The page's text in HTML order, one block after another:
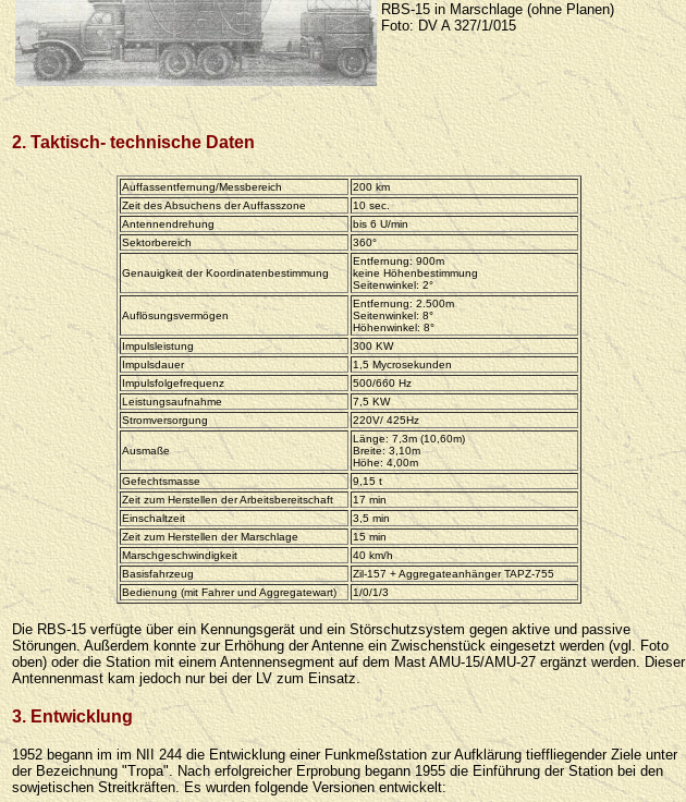
RBS-15 in Marschlage (ohne Planen)
Foto: DV A 327/1/015
2. Taktisch- technische Daten
Auffassentfernung/Messbereich
200 km
Zeit des Absuchens der Auffasszone
10 sec.
Antennendrehung
bis 6 U/min
Sektorbereich
360°
Genauigkeit der Koordinatenbestimmung
Entfernung: 900m
keine Höhenbestimmung
Seitenwinkel: 2°
Auflösungsvermögen
Entfernung: 2.500m
Seitenwinkel: 8°
Höhenwinkel: 8°
Impulsleistung
300 KW
Impulsdauer
1,5 Mycrosekunden
Impulsfolgefrequenz
500/660 Hz
Leistungsaufnahme
7,5 KW
Stromversorgung
220V/ 425Hz
Ausmaße
Länge: 7,3m (10,60m)
Breite: 3,10m
Höhe: 4,00m
Gefechtsmasse
9,15 t
Zeit zum Herstellen der Arbeitsbereitschaft
17 min
Einschaltzeit
3,5 min
Zeit zum Herstellen der Marschlage
15 min
Marschgeschwindigkeit
40 km/h
Basisfahrzeug
Zil-157 + Aggregateanhänger TAPZ-755
Bedienung (mit Fahrer und Aggregatewart)
1/0/1/3
Die RBS-15 verfügte über ein Kennungsgerät und ein Störschutzsystem gegen aktive und passive
Störungen. Außerdem konnte zur Erhöhung der Antenne ein Zwischenstück eingesetzt werden (vgl. Foto
oben) oder die Station mit einem Antennensegment auf dem Mast AMU-15/AMU-27 ergänzt werden. Dieser
Antennenmast kam jedoch nur bei der LV zum Einsatz.
3. Entwicklung
1952 begann im im NII 244 die Entwicklung einer Funkmeßstation zur Aufklärung tieffliegender Ziele unter
der Bezeichnung "Tropa". Nach erfolgreicher Erprobung begann 1955 die Einführung der Station bei den
sowjetischen Streitkräften. Es wurden folgende Versionen entwickelt: